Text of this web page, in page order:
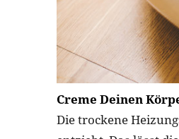
Creme Deinen
Die trockene